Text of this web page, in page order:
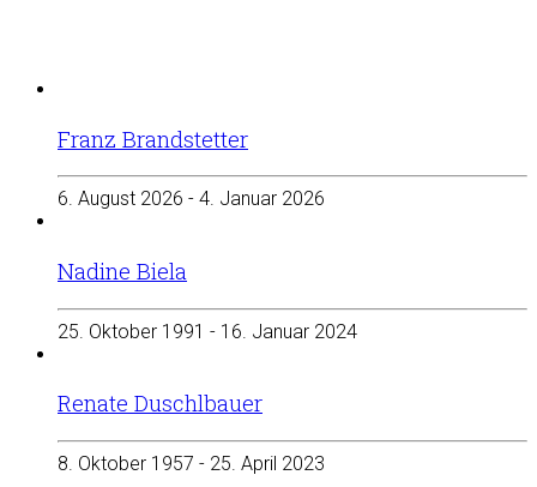
Franz Brandstetter
6. August 2026 - 4. Januar 2026
Nadine Biela
25. Oktober 1991 - 16. Januar 2024
Renate Duschlbauer
8. Oktober 1957 - 25. April 2023